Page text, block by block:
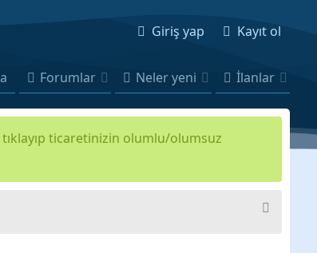
Giriş yap Kayıt ol
Forumlar Neler yeni İlanlar
ticaretinizin olumlu/olumsuz